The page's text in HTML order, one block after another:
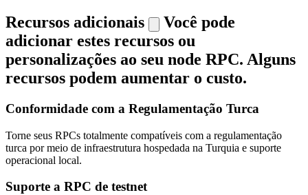
Recursos adicionais
Você pode
adicionar estes recursos ou
personalizações ao seu node RPC. Alguns
recursos podem aumentar o custo.
Conformidade com a Regulamentação Turca
Torne seus RPCs totalmente compatíveis com a regulamentação
turca por meio de infraestrutura hospedada na Turquia e suporte
operacional local.
Suporte a RPC de testnet